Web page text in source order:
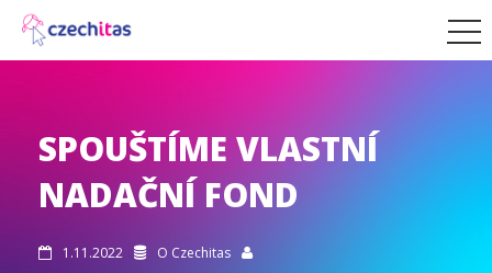
SPOUŠTÍME VLASTNÍ
NADAČNÍ FOND
 1.11.2022  O Czechitas 